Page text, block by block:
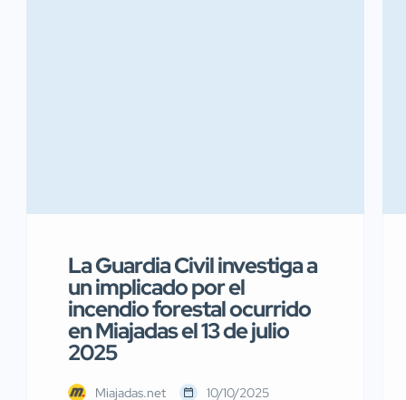
La Guardia Civil investiga a
un implicado por el
incendio forestal ocurrido
en Miajadas el 13 de julio
2025
Miajadas.net 10/10/2025